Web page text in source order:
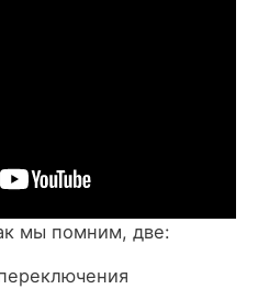
мы помним, две: